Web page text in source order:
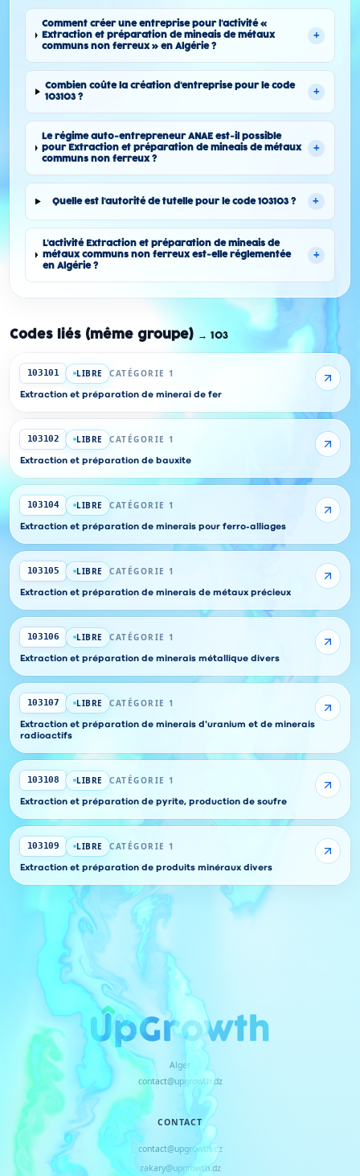
Comment créer une entreprise pour l'activité «
Extraction et préparation de mineais de métaux
communs non ferreux » en Algérie ?
+
Combien coûte la création d'entreprise pour le code
103103 ?
+
Le régime auto-entrepreneur ANAE est-il possible
pour Extraction et préparation de mineais de métaux
communs non ferreux ?
+
Quelle est l'autorité de tutelle pour le code 103103 ? +
L'activité Extraction et préparation de mineais de
métaux communs non ferreux est-elle réglementée
en Algérie ?
+
Codes liés (même groupe) → 103
103101 LIBRE CATÉGORIE 1
Extraction et préparation de minerai de fer
103102 LIBRE CATÉGORIE 1
Extraction et préparation de bauxite
103104 LIBRE CATÉGORIE 1
Extraction et préparation de minerais pour ferro-alliages
103105 LIBRE CATÉGORIE 1
Extraction et préparation de minerais de métaux précieux
103106 LIBRE CATÉGORIE 1
Extraction et préparation de minerais métallique divers
103107 LIBRE CATÉGORIE 1
Extraction et préparation de minerais d'uranium et de minerais
radioactifs
103108 LIBRE CATÉGORIE 1
Extraction et préparation de pyrite, production de soufre
103109 LIBRE CATÉGORIE 1
Extraction et préparation de produits minéraux divers
Alger
contact@upgrowth.dz
CONTACT
contact@upgrowth.dz
zakary@upgrowth.dz